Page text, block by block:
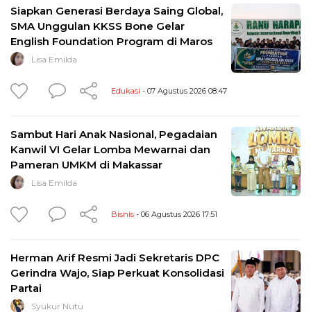
Siapkan Generasi Berdaya Saing Global,
SMA Unggulan KKSS Bone Gelar
English Foundation Program di Maros
Lisa Emilda
Edukasi - 07 Agustus 2026 08:47
Sambut Hari Anak Nasional, Pegadaian
Kanwil VI Gelar Lomba Mewarnai dan
Pameran UMKM di Makassar
Lisa Emilda
Bisnis - 06 Agustus 2026 17:51
Herman Arif Resmi Jadi Sekretaris DPC
Gerindra Wajo, Siap Perkuat Konsolidasi
Partai
Syukur Nutu